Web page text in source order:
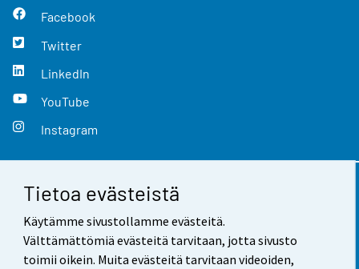
Tietoa evästeistä
Käytämme sivustollamme evästeitä.
Välttämättömiä evästeitä tarvitaan, jotta sivusto
toimii oikein. Muita evästeitä tarvitaan videoiden,
Facebook
Twitter
LinkedIn
YouTube
Instagram
Yhteystiedot
Palaute
Käyttöehdot